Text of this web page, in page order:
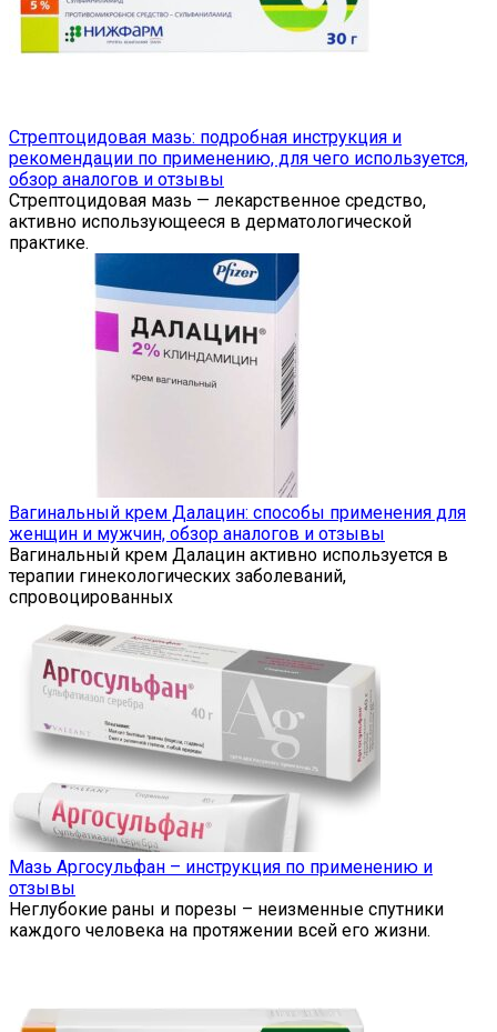
Стрептоцидовая мазь: подробная инструкция и
рекомендации по применению, для чего используется,
обзор аналогов и отзывы
Стрептоцидовая мазь — лекарственное средство,
активно использующееся в дерматологической
практике.
Вагинальный крем Далацин: способы применения для
женщин и мужчин, обзор аналогов и отзывы
Вагинальный крем Далацин активно используется в
терапии гинекологических заболеваний,
спровоцированных
Мазь Аргосульфан – инструкция по применению и
отзывы
Неглубокие раны и порезы – неизменные спутники
каждого человека на протяжении всей его жизни.